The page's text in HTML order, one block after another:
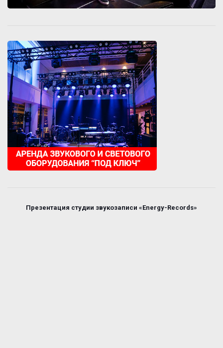
Презентация студии звукозаписи «Energy-Records»